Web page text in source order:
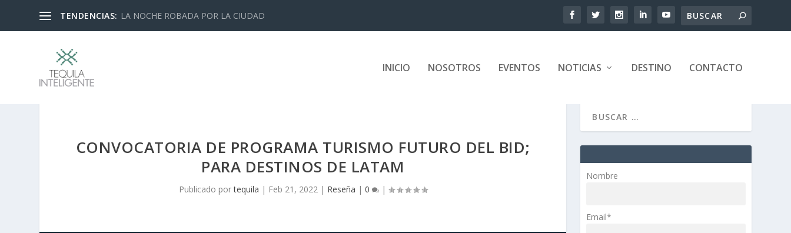
TENDENCIAS: 10 cosas con las que Gustavo Segura Ministro de Turismo...
INICIO NOSOTROS EVENTOS NOTICIAS DESTINO CONTACTO
CONVOCATORIA DE PROGRAMA TURISMO FUTURO DEL BID;
PARA DESTINOS DE LATAM
Publicado portequila | Feb 21, 2022| Reseña | 0 |
Nombre
Email*